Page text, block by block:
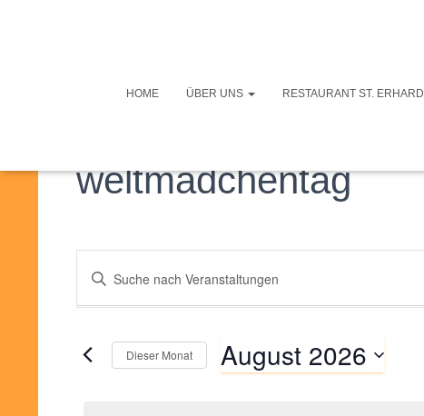
HOME ÜBER UNS RESTAURANT ST. ERHARD
weltmädchentag
Veranstaltungen
Bitte
Suche
nach
Dieser Monat August 2026